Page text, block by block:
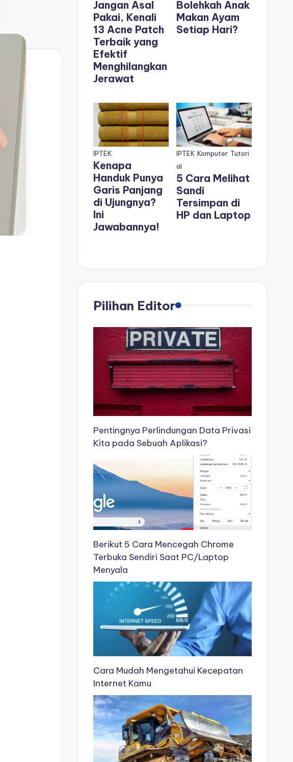
Jangan Asal
Pakai, Kenali
13 Acne Patch
Terbaik yang
Efektif
Menghilangkan
Jerawat
Bolehkah Anak
Makan Ayam
Setiap Hari?
IPTEK
Kenapa
Handuk Punya
Garis Panjang
di Ujungnya?
Ini
Jawabannya!
IPTEK Komputer Tutori
al
5 Cara Melihat
Sandi
Tersimpan di
HP dan Laptop
Pilihan Editor
Pentingnya Perlindungan Data Privasi
Kita pada Sebuah Aplikasi?
Berikut 5 Cara Mencegah Chrome
Terbuka Sendiri Saat PC/Laptop
Menyala
Cara Mudah Mengetahui Kecepatan
Internet Kamu